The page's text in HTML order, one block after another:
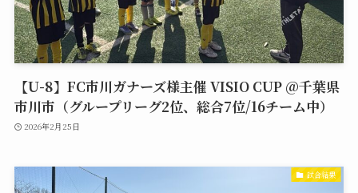
【U-8】FC市川ガナーズ様主催 VISIO CUP @千葉県
市川市（グループリーグ2位、総合7位/16チーム中）
2026年2月25日
試合結果